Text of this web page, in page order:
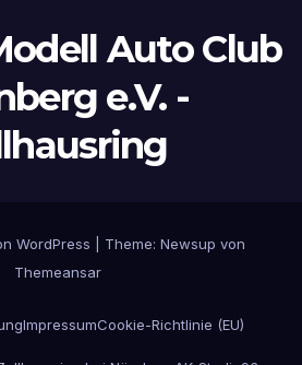
Auto Club
e.V. -
WordPress Theme: Newsup von
Themeansar
ImpressumCookie-Richtlinie (EU)